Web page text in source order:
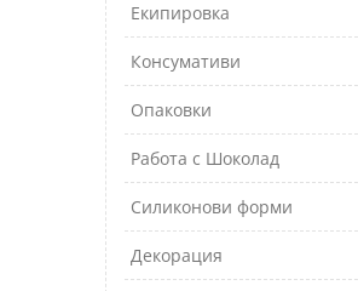
Екипировка
Консумативи
Опаковки
Работа с Шоколад
Силиконови форми
Декорация